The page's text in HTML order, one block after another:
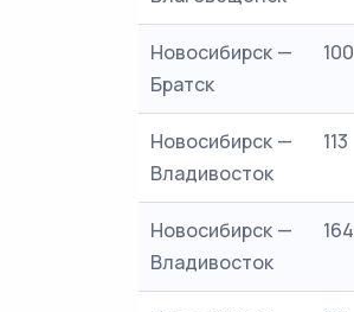
Новосибирск —
Братск
100
Новосибирск —
Владивосток
113
Новосибирск —
Владивосток
164